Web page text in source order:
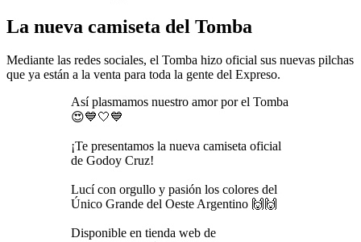
La nueva camiseta del Tomba
Mediante las redes sociales, el Tomba hizo oficial sus nuevas pilchas
que ya están a la venta para toda la gente del Expreso.
Así plasmamos nuestro amor por el Tomba
😍💙🤍💙
¡Te presentamos la nueva camiseta oficial
de Godoy Cruz!
Lucí con orgullo y pasión los colores del
Único Grande del Oeste Argentino 🙌🙌
Disponible en tienda web de